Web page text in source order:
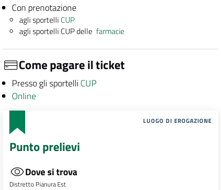
Con prenotazione
agli sportelli CUP
agli sportelli CUP dellefarmacie
Come pagare il ticket
Presso gli sportelli CUP
Online
LUOGO DI EROGAZIONE
Punto prelievi
Dove si trova
Distretto Pianura Est